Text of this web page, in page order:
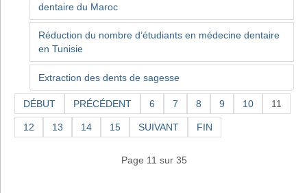
dentaire du Maroc
Réduction du nombre d’étudiants en médecine dentaire
en Tunisie
Extraction des dents de sagesse
DÉBUT PRÉCÉDENT 6 7 8 9 10 11
12 13 14 15 SUIVANT FIN
Page 11 sur 35